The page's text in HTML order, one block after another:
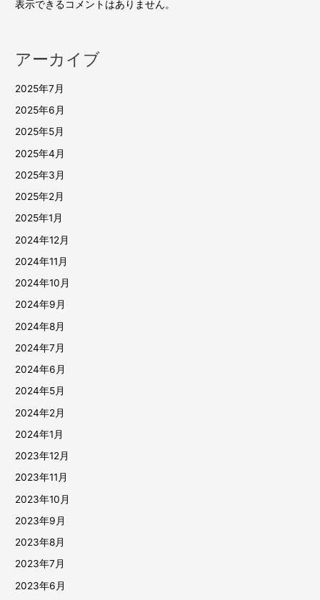
表示できるコメントはありません。
アーカイブ
2025年7月
2025年6月
2025年5月
2025年4月
2025年3月
2025年2月
2025年1月
2024年12月
2024年11月
2024年10月
2024年9月
2024年8月
2024年7月
2024年6月
2024年5月
2024年2月
2024年1月
2023年12月
2023年11月
2023年10月
2023年9月
2023年8月
2023年7月
2023年6月